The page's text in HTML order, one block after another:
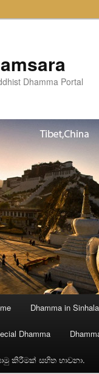
Dhamma Portal
Dhamma in
Dhamma
කිරීමක් සහිත භාවනා.